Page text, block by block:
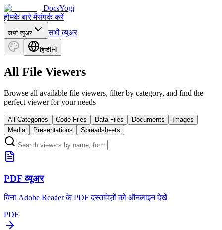
DocsYogi
होमके बारे मेंसंपर्क करें
सभी व्यूअर सभी व्यूअर
हिन्दीHI
All File Viewers
Browse all available file viewers, filter by category, and find the
perfect viewer for your needs
All Categories Code Files Data Files Documents
Images
Media
Presentations Spreadsheets
PDF व्यूअर
बिना Adobe Reader के PDF दस्तावेज़ों को ऑनलाइन देखें
PDF